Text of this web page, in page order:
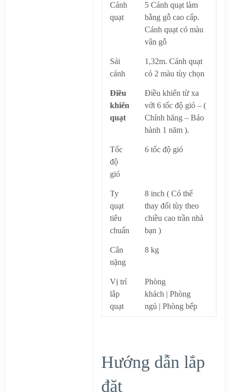
Cánh
quạt
5 Cánh quạt làm
bằng gỗ cao cấp.
Cánh quạt có màu
vân gỗ
Sải
cánh
1,32m. Cánh quạt
có 2 màu tùy chọn
Điều
khiển
quạt
Điều khiển từ xa
với 6 tốc độ gió – (
Chính hãng – Bảo
hành 1 năm ).
Tốc
độ
gió
6 tốc độ gió
Ty
quạt
tiêu
chuẩn
8 inch ( Có thể
thay đổi tùy theo
chiều cao trần nhà
bạn )
Cân
nặng
8 kg
Vị trí
lắp
quạt
Phòng
khách | Phòng
ngủ | Phòng bếp
Hướng dẫn lắp
đặt